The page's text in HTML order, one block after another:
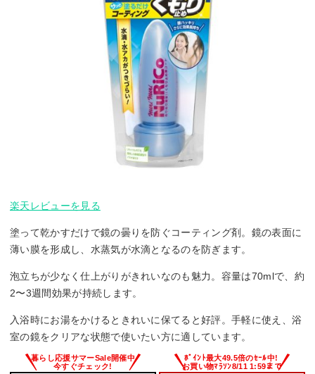
楽天レビューを見る
塗って乾かすだけで鏡の曇りを防ぐコーティング剤。鏡の表面に
薄い膜を形成し、水蒸気が水滴となるのを防ぎます。
泡立ちが少なく仕上がりがきれいなのも魅力。容量は70mlで、約
2〜3週間効果が持続します。
入浴時にお湯をかけるときれいに保てると好評。手軽に使え、浴
室の鏡をクリアな状態で使いたい方に適しています。